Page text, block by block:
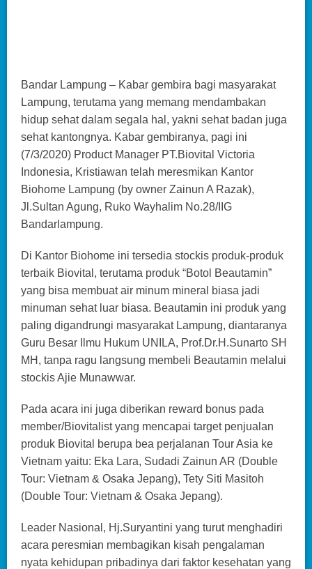
Bandar Lampung – Kabar gembira bagi masyarakat
Lampung, terutama yang memang mendambakan
hidup sehat dalam segala hal, yakni sehat badan juga
sehat kantongnya. Kabar gembiranya, pagi ini
(7/3/2020) Product Manager PT.Biovital Victoria
Indonesia, Kristiawan telah meresmikan Kantor
Biohome Lampung (by owner Zainun A Razak),
Jl.Sultan Agung, Ruko Wayhalim No.28/IIG
Bandarlampung.
Di Kantor Biohome ini tersedia stockis produk-produk
terbaik Biovital, terutama produk “Botol Beautamin”
yang bisa membuat air minum mineral biasa jadi
minuman sehat luar biasa. Beautamin ini produk yang
paling digandrungi masyarakat Lampung, diantaranya
Guru Besar Ilmu Hukum UNILA, Prof.Dr.H.Sunarto SH
MH, tanpa ragu langsung membeli Beautamin melalui
stockis Ajie Munawwar.
Pada acara ini juga diberikan reward bonus pada
member/Biovitalist yang mencapai target penjualan
produk Biovital berupa bea perjalanan Tour Asia ke
Vietnam yaitu: Eka Lara, Sudadi Zainun AR (Double
Tour: Vietnam & Osaka Jepang), Tety Siti Masitoh
(Double Tour: Vietnam & Osaka Jepang).
Leader Nasional, Hj.Suryantini yang turut menghadiri
acara peresmian membagikan kisah pengalaman
nyata kehidupan pribadinya dari faktor kesehatan yang